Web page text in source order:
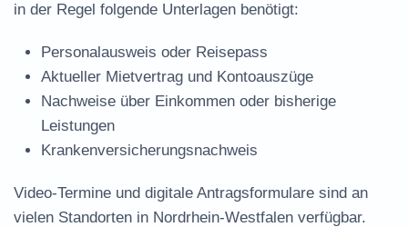
in der Regel folgende Unterlagen benötigt:
Personalausweis oder Reisepass
Aktueller Mietvertrag und Kontoauszüge
Nachweise über Einkommen oder bisherige
Leistungen
Krankenversicherungsnachweis
Video-Termine und digitale Antragsformulare sind an
vielen Standorten in Nordrhein-Westfalen verfügbar.